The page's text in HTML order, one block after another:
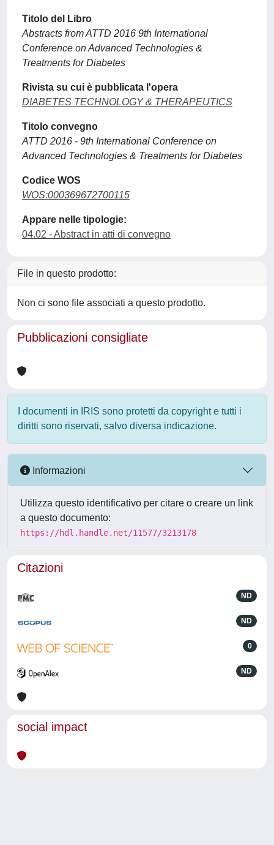
Titolo del Libro
Abstracts from ATTD 2016 9th International
Conference on Advanced Technologies &
Treatments for Diabetes
Rivista su cui è pubblicata l'opera
DIABETES TECHNOLOGY & THERAPEUTICS
Titolo convegno
ATTD 2016 - 9th International Conference on
Advanced Technologies & Treatments for Diabetes
Codice WOS
WOS:000369672700115
Appare nelle tipologie:
04.02 - Abstract in atti di convegno
File in questo prodotto:
Non ci sono file associati a questo prodotto.
Pubblicazioni consigliate
I documenti in IRIS sono protetti da copyright e tutti i
diritti sono riservati, salvo diversa indicazione.
Informazioni
Utilizza questo identificativo per citare o creare un link
a questo documento:
https://hdl.handle.net/11577/3213178
Citazioni
ND
ND
0
ND
social impact